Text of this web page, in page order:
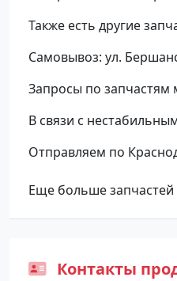
Также есть другие
Самовывоз: ул.
Запросы по запчастям
В связи с
Отправляем по
Еще больше
Контакты